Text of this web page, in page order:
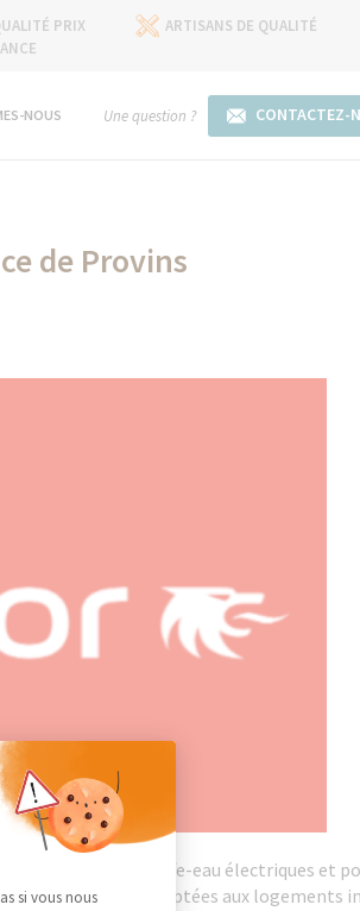
PRIX
ARTISANS DE QUALITÉ
NOUS Une question ? CONTACTEZ-
de Provins
radiateurs, chauffe-eau électriques et
des solutions adaptées aux logements
: Personnalisez
si vous nous